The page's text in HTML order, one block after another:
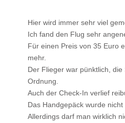
Hier wird immer sehr viel
Ich fand den Flug sehr
Für einen Preis von 35 Euro
mehr.
Der Flieger war pünktlich, die
Ordnung.
Auch der Check-In verlief
Das Handgepäck wurde nicht
Allerdings darf man wirklich